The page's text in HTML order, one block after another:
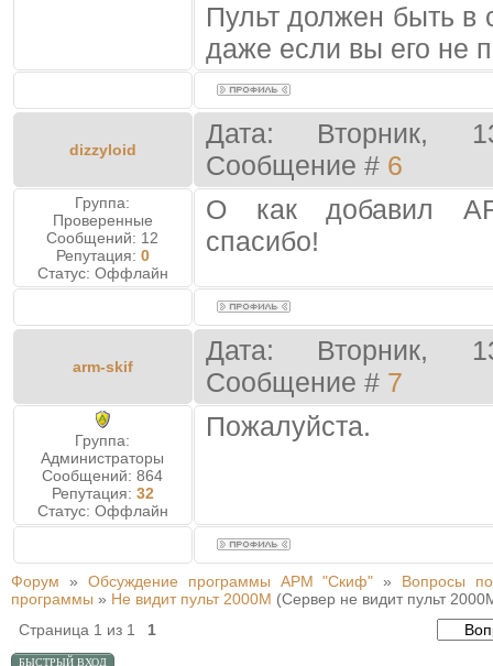
Пульт должен быть в
даже если вы его не
dizzyloid
Дата: Вторник,
Сообщение # 6
Группа:
Проверенные
Сообщений: 12
Репутация: 0
Статус: Оффлайн
О как добавил
спасибо!
arm-skif
Дата: Вторник,
Сообщение # 7
Группа:
Администраторы
Сообщений:864
Репутация: 32
Статус: Оффлайн
Пожалуйста.
Форум » Обсуждение программы АРМ "Скиф" »
Вопросы
программы » Не видит пульт 2000М (Сервер не видит пульт
Страница 1 из 1 1